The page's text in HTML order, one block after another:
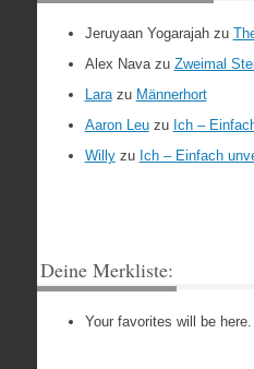
Jeruyaan Yogarajahzu
Alex Navazu Zweimal
Larazu Männerhort
Aaron Leuzu Ich –
Willyzu Ich – Einfach
Deine Merkliste:
Your favorites will be here.